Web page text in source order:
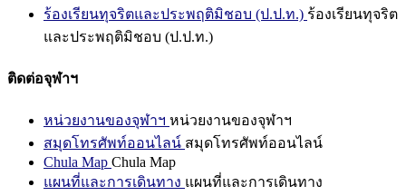
ร้องเรียนทุจริตและประพฤติมิชอบ (ป.ป.ท.) ร้องเรียนทุจริต
และประพฤติมิชอบ (ป.ป.ท.)
ติดต่อจุฬาฯ
หน่วยงานของจุฬาฯ หน่วยงานของจุฬาฯ
สมุดโทรศัพท์ออนไลน์ สมุดโทรศัพท์ออนไลน์
Chula Map Chula Map
แผนที่และการเดินทาง แผนที่และการเดินทาง